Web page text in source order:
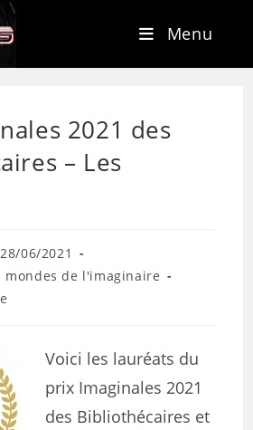
Menu
2021 des
– Les
28/06/2021
mondes de l'imaginaire
Voici les lauréats du
prix Imaginales 2021
des Bibliothécaires et